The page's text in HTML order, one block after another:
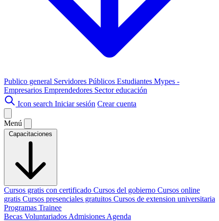
Publico general Servidores Públicos Estudiantes Mypes -
Empresarios Emprendedores Sector educación
Icon search Iniciar sesión Crear cuenta
Menú
Capacitaciones
Cursos gratis con certificado Cursos del gobierno Cursos online
gratis Cursos presenciales gratuitos Cursos de extension universitaria
Programas Trainee
Becas Voluntariados Admisiones Agenda